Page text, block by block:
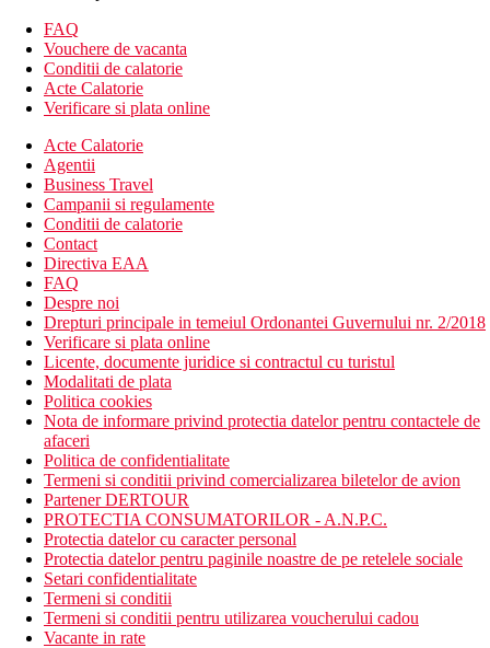
camera de bagaje
curatatorie chimica (contra cost)
servicii de curatatorie (contra cost)
sala de fitness
piscina
piscina pentru copii
room service
lift
serviciu de trezire
salon de infrumusetare
automat (bauturi)
gradina
minimarket
baruri
parcare
organizare nunti
facilitati pentru persoane cu mobilitate redusa
babysitting/servicii pentru copii (contra cost)
Activitati sportive gratuite:
fitness
Activitati sportive contra cost:
curs de gatit
masaj
Informatii despre hotel Pakasai Resort Ao Nang Krabi 4*
Pakasai Resort promite o vacanta romantica si relaxanta la soare,
intr-o frumoasa gradina tropicala. La doar cativa pasi de Ao
FAQ
Vouchere de vacanta
Conditii de calatorie
Acte Calatorie
Verificare si plata online
Acte Calatorie
Agentii
Business Travel
Campanii si regulamente
Conditii de calatorie
Contact
Directiva EAA
FAQ
Despre noi
Drepturi principale in temeiul Ordonantei Guvernului nr. 2/2018
Verificare si plata online
Licente, documente juridice si contractul cu turistul
Modalitati de plata
Politica cookies
Nota de informare privind protectia datelor pentru contactele de
afaceri
Politica de confidentialitate
Termeni si conditii privind comercializarea biletelor de avion
Partener DERTOUR
PROTECTIA CONSUMATORILOR - A.N.P.C.
Protectia datelor cu caracter personal
Protectia datelor pentru paginile noastre de pe retelele sociale
Setari confidentialitate
Termeni si conditii
Termeni si conditii pentru utilizarea voucherului cadou
Vacante in rate